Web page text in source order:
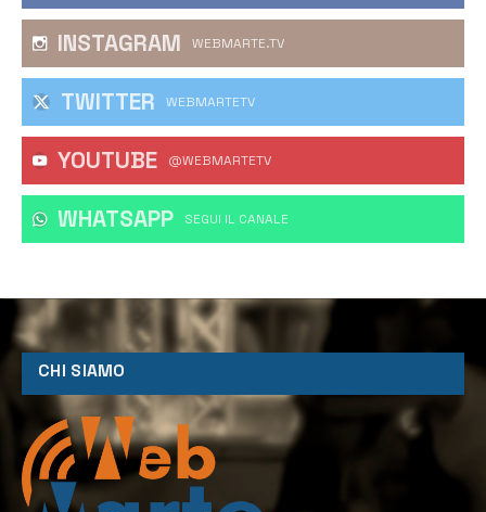
INSTAGRAM WEBMARTE.TV
TWITTER WEBMARTETV
YOUTUBE @WEBMARTETV
WHATSAPP ‎SEGUI IL CANALE
CHI SIAMO